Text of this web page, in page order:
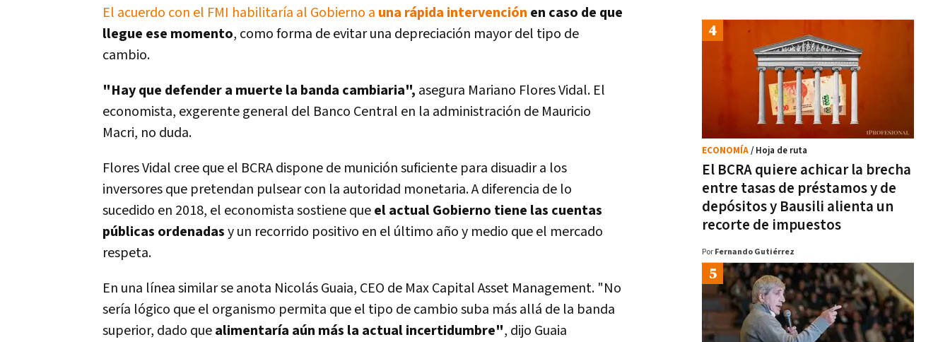
El acuerdo con el FMI habilitaría al Gobierno a una rápida intervención en caso de que
llegue ese momento, como forma de evitar una depreciación mayor del tipo de
cambio.
"Hay que defender a muerte la banda cambiaria", asegura Mariano Flores Vidal. El
economista, exgerente general del Banco Central en la administración de Mauricio
Macri, no duda.
Flores Vidal cree que el BCRA dispone de munición suficiente para disuadir a los
inversores que pretendan pulsear con la autoridad monetaria. A diferencia de lo
sucedido en 2018, el economista sostiene queel actual Gobierno tiene las cuentas
públicas ordenadasy un recorrido positivo en el último año y medio que el mercado
respeta.
En una línea similar se anota Nicolás Guaia, CEO de Max Capital Asset Management. "No
sería lógico que el organismo permita que el tipo de cambio suba más allá de la banda
superior, dado quealimentaría aún más la actual incertidumbre", dijo Guaia
El BCRA quiere achicar la brecha
entre tasas de préstamos y de
depósitos y Bausili alienta un
recorte de impuestos
ECONOMÍA/ Hoja de ruta
Por Fernando Gutiérrez